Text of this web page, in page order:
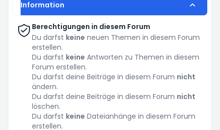
Information
Berechtigungen in diesem Forum
Du darfst keine neuen Themen in diesem Forum
erstellen.
Du darfst keine Antworten zu Themen in diesem
Forum erstellen.
Du darfst deine Beiträge in diesem Forum nicht
ändern.
Du darfst deine Beiträge in diesem Forum nicht
löschen.
Du darfst keine Dateianhänge in diesem Forum
erstellen.